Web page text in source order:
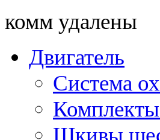
комм удалены
Двигатель
Система